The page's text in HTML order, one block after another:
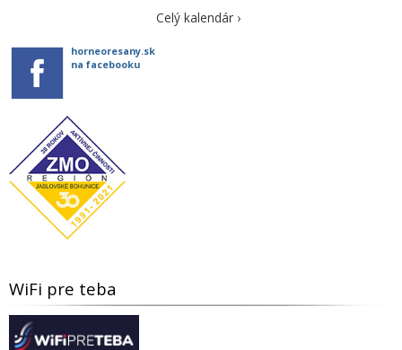
Celý kalendár ›
horneoresany.sk
na facebooku
WiFi pre teba